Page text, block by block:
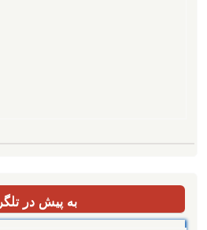
به پیش در تلگرام